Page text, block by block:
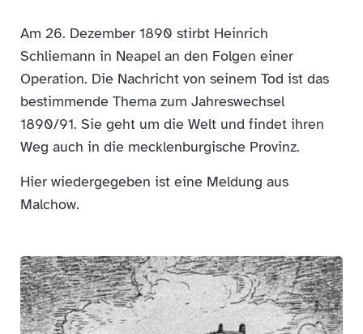
Am 26. Dezember 1890 stirbt Heinrich
Schliemann in Neapel an den Folgen einer
Operation. Die Nachricht von seinem Tod ist das
bestimmende Thema zum Jahreswechsel
1890/91. Sie geht um die Welt und findet ihren
Weg auch in die mecklenburgische Provinz.
Hier wiedergegeben ist eine Meldung aus
Malchow.